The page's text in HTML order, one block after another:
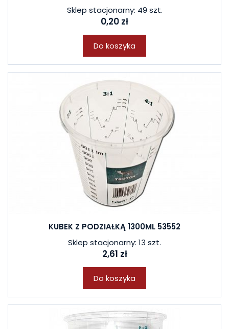
Sklep stacjonarny: 49 szt.
0,20 zł
Do koszyka
KUBEK Z PODZIAŁKĄ 1300ML 53552
Sklep stacjonarny: 13 szt.
2,61 zł
Do koszyka